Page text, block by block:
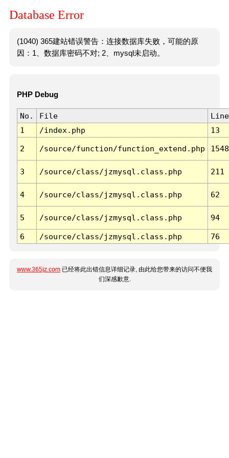
Database Error
(1040) 365建站错误警告：连接数据库失败，可能的原
因：1、数据库密码不对; 2、mysql未启动。
PHP Debug
No. File
Line
1
/index.php 13
2 /source/function/function_extend.php 1548
3 /source/class/jzmysql.class.php 211
4 /source/class/jzmysql.class.php 62
5 /source/class/jzmysql.class.php 94
6 /source/class/jzmysql.class.php 76
www.365jz.com 已经将此出错信息详细记录, 由此给您带来的访问不便我
们深感歉意.